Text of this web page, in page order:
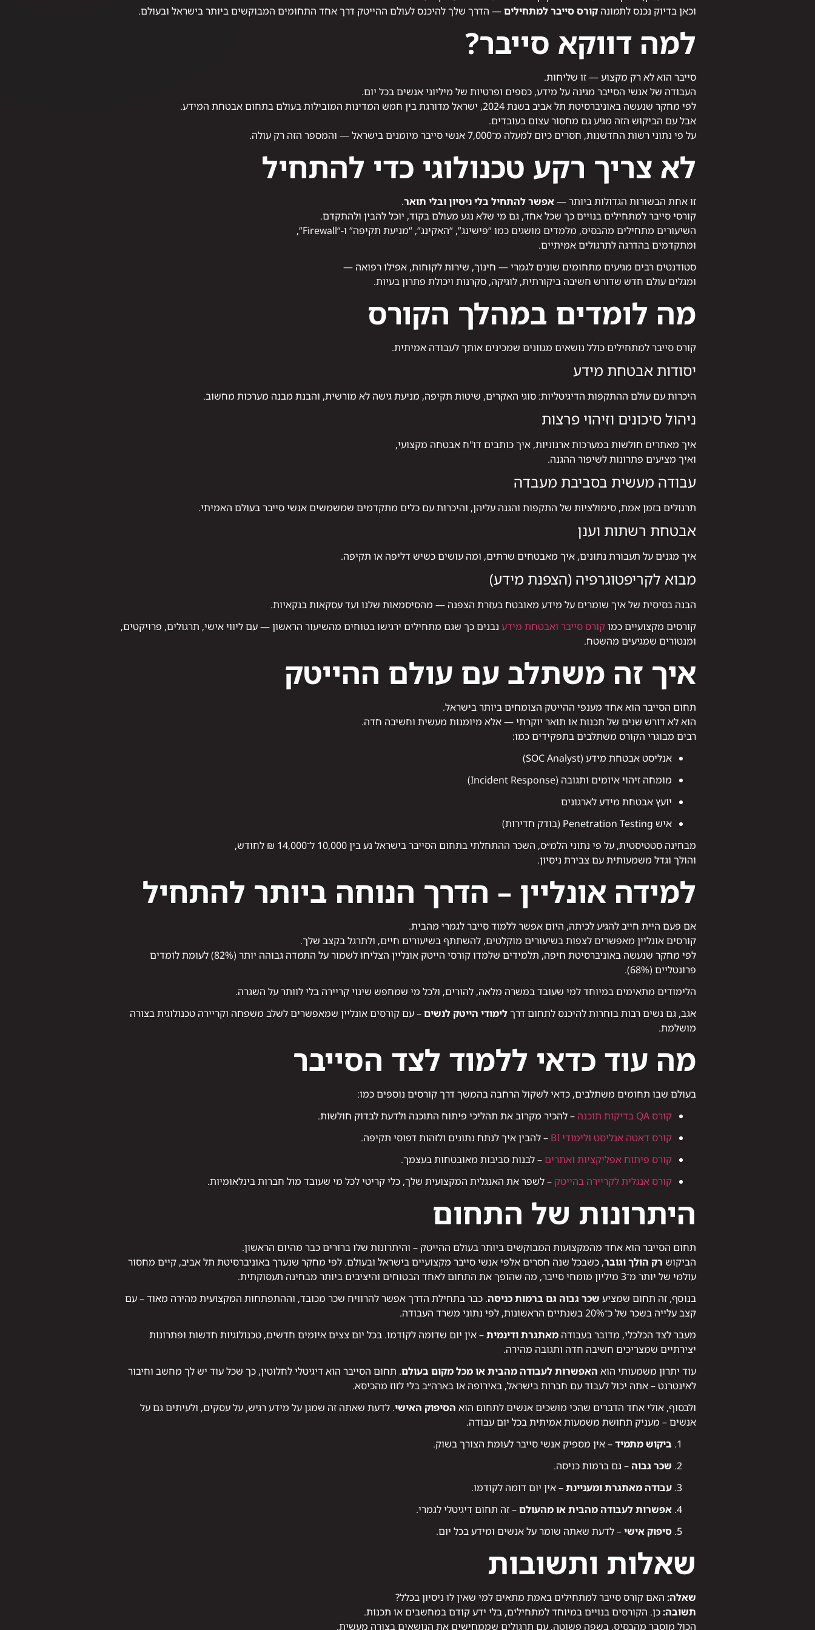
וכאן בדיוק נכנס לתמונהקורס סייבר למתחילים— הדרך שלך להיכנס לעולם ההייטק דרך אחד התחומים המבוקשים ביותר בישראל ובעולם.
למה דווקא סייבר?
סייבר הוא לא רק מקצוע — זו שליחות.
העבודה של אנשי הסייבר מגינה על מידע, כספים ופרטיות של מיליוני אנשים בכל יום.
לפי מחקר שנעשה באוניברסיטת תל אביב בשנת 2024, ישראל מדורגת בין חמש המדינות המובילות בעולם בתחום אבטחת המידע.
אבל עם הביקוש הזה מגיע גם מחסור עצום בעובדים.
על פי נתוני רשות החדשנות, חסרים כיום למעלה מ־7,000 אנשי סייבר מיומנים בישראל — והמספר הזה רק עולה.
לא צריך רקע טכנולוגי כדי להתחיל
זו אחת הבשורות הגדולות ביותר —אפשר להתחיל בלי ניסיון ובלי תואר.
קורסי סייבר למתחילים בנויים כך שכל אחד, גם מי שלא נגע מעולם בקוד, יוכל להבין ולהתקדם.
השיעורים מתחילים מהבסיס, מלמדים מושגים כמו “פישינג”, “האקינג”, “מניעת תקיפה” ו-“Firewall”,
ומתקדמים בהדרגה לתרגולים אמיתיים.
סטודנטים רבים מגיעים מתחומים שונים לגמרי — חינוך, שירות לקוחות, אפילו רפואה —
ומגלים עולם חדש שדורש חשיבה ביקורתית, לוגיקה, סקרנות ויכולת פתרון בעיות.
מה לומדים במהלך הקורס
קורס סייבר למתחילים כולל נושאים מגוונים שמכינים אותך לעבודה אמיתית.
יסודות אבטחת מידע
היכרות עם עולם ההתקפות הדיגיטליות: סוגי האקרים, שיטות תקיפה, מניעת גישה לא מורשית, והבנת מבנה מערכות מחשוב.
ניהול סיכונים וזיהוי פרצות
איך מאתרים חולשות במערכות ארגוניות, איך כותבים דו"ח אבטחה מקצועי,
ואיך מציעים פתרונות לשיפור ההגנה.
עבודה מעשית בסביבת מעבדה
תרגולים בזמן אמת, סימולציות של התקפות והגנה עליהן, והיכרות עם כלים מתקדמים שמשמשים אנשי סייבר בעולם האמיתי.
אבטחת רשתות וענן
איך מגנים על תעבורת נתונים, איך מאבטחים שרתים, ומה עושים כשיש דליפה או תקיפה.
מבוא לקריפטוגרפיה (הצפנת מידע)
הבנה בסיסית של איך שומרים על מידע מאובטח בעזרת הצפנה — מהסיסמאות שלנו ועד עסקאות בנקאיות.
קורסים מקצועיים כמוקורס סייבר ואבטחת מידע נבנים כך שגם מתחילים ירגישו בטוחים מהשיעור הראשון — עם ליווי אישי, תרגולים, פרויקטים,
ומנטורים שמגיעים מהשטח.
איך זה משתלב עם עולם ההייטק
תחום הסייבר הוא אחד מענפי ההייטק הצומחים ביותר בישראל.
הוא לא דורש שנים של תכנות או תואר יוקרתי — אלא מיומנות מעשית וחשיבה חדה.
רבים מבוגרי הקורס משתלבים בתפקידים כמו:
אנליסט אבטחת מידע (SOC Analyst)
מומחה זיהוי איומים ותגובה (Incident Response)
יועץ אבטחת מידע לארגונים
איש Penetration Testing (בודק חדירות)
מבחינה סטטיסטית, על פי נתוני הלמ״ס, השכר ההתחלתי בתחום הסייבר בישראל נע בין 10,000 ל־14,000 ₪ לחודש,
והולך וגדל משמעותית עם צבירת ניסיון.
למידה אונליין – הדרך הנוחה ביותר להתחיל
אם פעם היית חייב להגיע לכיתה, היום אפשר ללמוד סייבר לגמרי מהבית.
קורסים אונליין מאפשרים לצפות בשיעורים מוקלטים, להשתתף בשיעורים חיים, ולתרגל בקצב שלך.
לפי מחקר שנעשה באוניברסיטת חיפה, תלמידים שלמדו קורסי הייטק אונליין הצליחו לשמור על התמדה גבוהה יותר (82%) לעומת לומדים
פרונטליים (68%).
הלימודים מתאימים במיוחד למי שעובד במשרה מלאה, להורים, ולכל מי שמחפש שינוי קריירה בלי לוותר על השגרה.
אגב, גם נשים רבות בוחרות להיכנס לתחום דרךלימודי הייטק לנשים– עם קורסים אונליין שמאפשרים לשלב משפחה וקריירה טכנולוגית בצורה
מושלמת.
מה עוד כדאי ללמוד לצד הסייבר
בעולם שבו תחומים משתלבים, כדאי לשקול הרחבה בהמשך דרך קורסים נוספים כמו:
קורס QA בדיקות תוכנה
– להכיר מקרוב את תהליכי פיתוח התוכנה ולדעת לבדוק חולשות.
קורס דאטה אנליסט ולימודי BI
– להבין איך לנתח נתונים ולזהות דפוסי תקיפה.
קורס פיתוח אפליקציות ואתרים – לבנות סביבות מאובטחות בעצמך.
קורס אנגלית לקריירה בהייטק – לשפר את האנגלית המקצועית שלך, כלי קריטי לכל מי שעובד מול חברות בינלאומיות.
היתרונות של התחום
תחום הסייבר הוא אחד מהמקצועות המבוקשים ביותר בעולם ההייטק – והיתרונות שלו ברורים כבר מהיום הראשון.
הביקוש רק הולך וגובר, כשבכל שנה חסרים אלפי אנשי סייבר מקצועיים בישראל ובעולם. לפי מחקר שנערך באוניברסיטת תל אביב, קיים מחסור
עולמי של יותר מ־3 מיליון מומחי סייבר, מה שהופך את התחום לאחד הבטוחים והיציבים ביותר מבחינה תעסוקתית.
בנוסף, זה תחום שמציע שכר גבוה גם ברמות כניסה. כבר בתחילת הדרך אפשר להרוויח שכר מכובד, וההתפתחות המקצועית מהירה מאוד – עם
קצב עלייה בשכר של כ־20% בשנתיים הראשונות, לפי נתוני משרד העבודה.
מעבר לצד הכלכלי, מדובר בעבודהמאתגרת ודינמית– אין יום שדומה לקודמו. בכל יום צצים איומים חדשים, טכנולוגיות חדשות ופתרונות
יצירתיים שמצריכים חשיבה חדה ותגובה מהירה.
עוד יתרון משמעותי הוא האפשרות לעבודה מהבית או מכל מקום בעולם. תחום הסייבר הוא דיגיטלי לחלוטין, כך שכל עוד יש לך מחשב וחיבור
לאינטרנט – אתה יכול לעבוד עם חברות בישראל, באירופה או בארה״ב בלי לזוז מהכיסא.
ולבסוף, אולי אחד הדברים שהכי מושכים אנשים לתחום הוא הסיפוק האישי. לדעת שאתה זה שמגן על מידע רגיש, על עסקים, ולעיתים גם על
אנשים – מעניק תחושת משמעות אמיתית בכל יום עבודה.
ביקוש מתמיד– אין מספיק אנשי סייבר לעומת הצורך בשוק.
שכר גבוה – גם ברמות כניסה.
עבודה מאתגרת ומעניינת– אין יום דומה לקודמו.
אפשרות לעבודה מהבית או מהעולם– זה תחום דיגיטלי לגמרי.
סיפוק אישי– לדעת שאתה שומר על אנשים ומידע בכל יום.
שאלות ותשובות
שאלה: האם קורס סייבר למתחילים באמת מתאים למי שאין לו ניסיון בכלל?
תשובה:כן. הקורסים בנויים במיוחד למתחילים, בלי ידע קודם במחשבים או תכנות.
הכול מוסבר מהבסיס, בשפה פשוטה, עם תרגולים שממחישים את הנושאים בצורה מעשית.